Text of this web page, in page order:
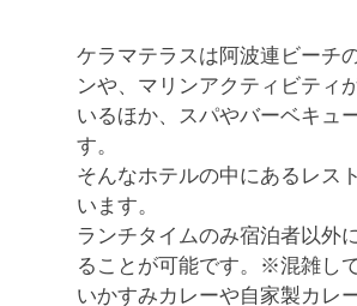
ケラマテラスは阿波連ビーチ
ンや、マリンアクティビティ
いるほか、スパやバーベキュ
す。
そんなホテルの中にあるレス
います。
ランチタイムのみ宿泊者以外
ることが可能です。※混雑し
いかすみカレーや自家製カレ